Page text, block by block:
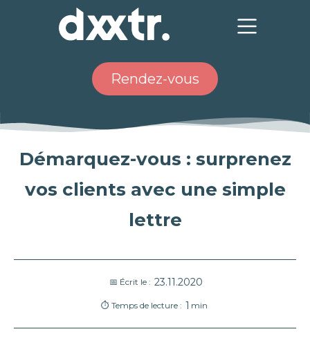
Rendez-vous
Démarquez-vous : surprenez
vos clients avec une simple
lettre
📅 Écrit le : 23.11.2020
⏱ Temps de lecture : 1 min